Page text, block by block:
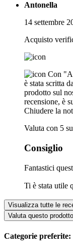
Antonella
14 settembre
Acquisto
Con
è stata scritta
prodotto sul
recensione, è
Chiudere la
Valuta con 5
Consiglio
Fantastici
Ti è stata utile
Visualizza tutte le
Valuta questo prodotto
Categorie preferite: